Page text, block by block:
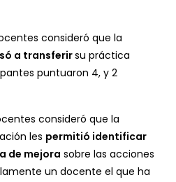
consideró que la
a transferirsu práctica
puntuaron 4, y 2
consideró que la
les permitió identificar
de mejora sobre las acciones
un docente el que ha